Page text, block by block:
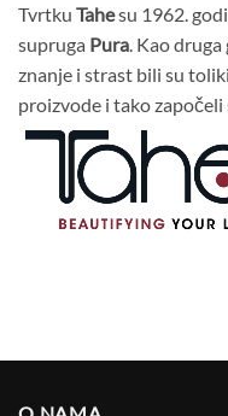
Tvrtku Tahesu 1962.
supruga Pura . Kao
znanje i strast bili su
proizvode i tako